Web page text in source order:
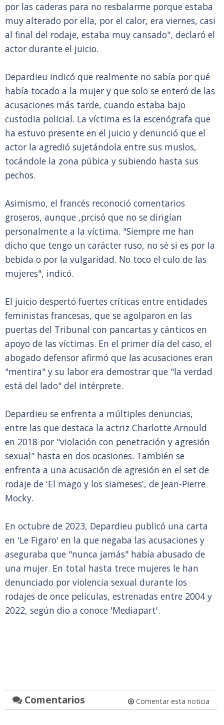
por las caderas para no resbalarme porque estaba
muy alterado por ella, por el calor, era viernes, casi
al final del rodaje, estaba muy cansado", declaró el
actor durante el juicio.
Depardieu indicó que realmente no sabía por qué
había tocado a la mujer y que solo se enteró de las
acusaciones más tarde, cuando estaba bajo
custodia policial. La víctima es la escenógrafa que
ha estuvo presente en el juicio y denunció que el
actor la agredió sujetándola entre sus muslos,
tocándole la zona púbica y subiendo hasta sus
pechos.
Asimismo, el francés reconoció comentarios
groseros, aunque ,prcisó que no se dirigían
personalmente a la víctima. "Siempre me han
dicho que tengo un carácter ruso, no sé si es por la
bebida o por la vulgaridad. No toco el culo de las
mujeres", indicó.
El juicio despertó fuertes críticas entre entidades
feministas francesas, que se agolparon en las
puertas del Tribunal con pancartas y cánticos en
apoyo de las víctimas. En el primer día del caso, el
abogado defensor afirmó que las acusaciones eran
"mentira" y su labor era demostrar que "la verdad
está del lado" del intérprete.
Depardieu se enfrenta a múltiples denuncias,
entre las que destaca la actriz Charlotte Arnould
en 2018 por "violación con penetración y agresión
sexual" hasta en dos ocasiones. También se
enfrenta a una acusación de agresión en el set de
rodaje de 'El mago y los siameses', de Jean-Pierre
Mocky.
En octubre de 2023, Depardieu publicó una carta
en 'Le Figaro' en la que negaba las acusaciones y
aseguraba que "nunca jamás" había abusado de
una mujer. En total hasta trece mujeres le han
denunciado por violencia sexual durante los
rodajes de once películas, estrenadas entre 2004 y
2022, según dio a conoce 'Mediapart'.
Comentarios Comentar esta noticia